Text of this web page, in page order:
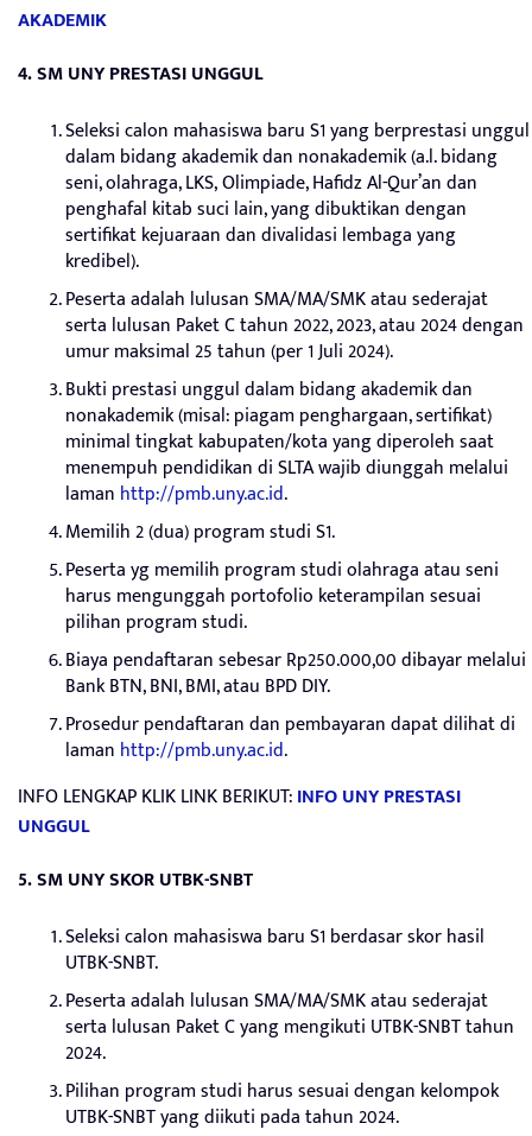
AKADEMIK
4. SM UNY PRESTASI UNGGUL
Seleksi calon mahasiswa baru S1 yang berprestasi unggul
dalam bidang akademik dan nonakademik (a.l. bidang
seni, olahraga, LKS, Olimpiade, Hafidz Al-Qur’an dan
penghafal kitab suci lain, yang dibuktikan dengan
sertifikat kejuaraan dan divalidasi lembaga yang
kredibel).
Peserta adalah lulusan SMA/MA/SMK atau sederajat
serta lulusan Paket C tahun 2022, 2023, atau 2024 dengan
umur maksimal 25 tahun (per 1 Juli 2024).
Bukti prestasi unggul dalam bidang akademik dan
nonakademik (misal: piagam penghargaan, sertifikat)
minimal tingkat kabupaten/kota yang diperoleh saat
menempuh pendidikan di SLTA wajib diunggah melalui
laman http://pmb.uny.ac.id.
Memilih 2 (dua) program studi S1.
Peserta yg memilih program studi olahraga atau seni
harus mengunggah portofolio keterampilan sesuai
pilihan program studi.
Biaya pendaftaran sebesar Rp250.000,00 dibayar melalui
Bank BTN, BNI, BMI, atau BPD DIY.
Prosedur pendaftaran dan pembayaran dapat dilihat di
laman http://pmb.uny.ac.id.
INFO LENGKAP KLIK LINK BERIKUT:INFO UNY PRESTASI
UNGGUL
5. SM UNY SKOR UTBK-SNBT
Seleksi calon mahasiswa baru S1 berdasar skor hasil
UTBK-SNBT.
Peserta adalah lulusan SMA/MA/SMK atau sederajat
serta lulusan Paket C yang mengikuti UTBK-SNBT tahun
2024.
Pilihan program studi harus sesuai dengan kelompok
UTBK-SNBT yang diikuti pada tahun 2024.